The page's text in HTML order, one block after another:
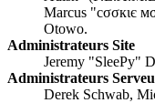
Marcus "cσσкιє
Otowo.
Administrateurs Site
Jeremy "SleePy"
Administrateurs
Derek Schwab,